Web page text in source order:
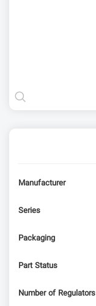
Manufacturer
Series
Packaging
Part Status
Number of Regulators